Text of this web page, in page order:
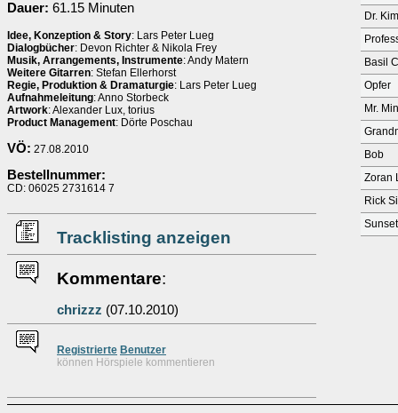
Dauer: 61.15 Minuten
Idee, Konzeption & Story: Lars Peter Lueg
Dialogbücher: Devon Richter & Nikola Frey
Musik, Arrangements, Instrumente: Andy Matern
Weitere Gitarren: Stefan Ellerhorst
Regie, Produktion & Dramaturgie: Lars Peter Lueg
Aufnahmeleitung: Anno Storbeck
Artwork: Alexander Lux, torius
Product Management: Dörte Poschau
VÖ: 27.08.2010
Bestellnummer:
CD: 06025 2731614 7
Tracklisting anzeigen
Kommentare:
chrizzz (07.10.2010)
Registrierte Benutzer
können Hörspiele kommentieren
Dr.
Basil
Opfer
Mr.
Bob
Zoran
Rick